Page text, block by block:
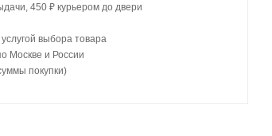
450 ₽ курьером до двери
выбора товара
Москве и России
покупки)